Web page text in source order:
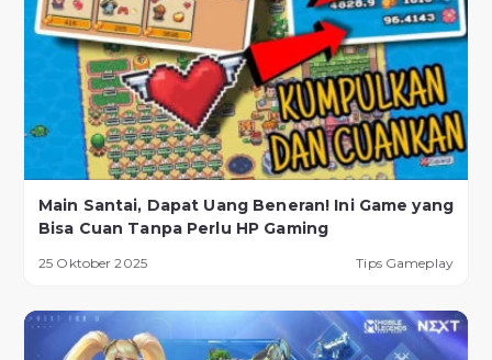
Main Santai, Dapat Uang Beneran! Ini Game yang
Bisa Cuan Tanpa Perlu HP Gaming
25 Oktober 2025 Tips Gameplay